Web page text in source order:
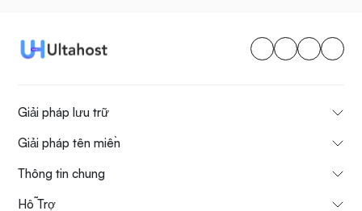
Giải pháp lưu trữ
Giải pháp tên miền
Thông tin chung
Hỗ Trợ